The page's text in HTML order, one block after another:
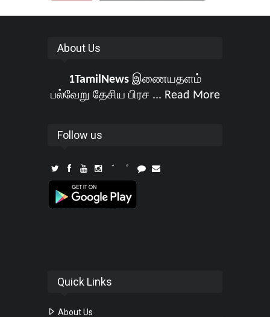
About Us
1TamilNewsஇணையதளம்
பல்வேறு தேசிய பிரச ... Read More
Follow us
Quick Links
About Us